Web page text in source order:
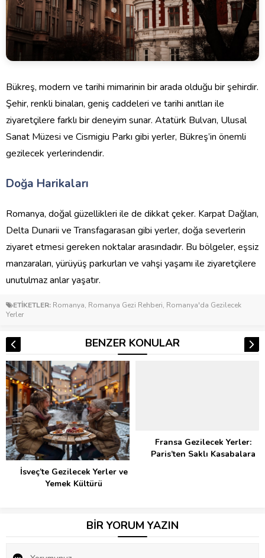
Bükreş, modern ve tarihi mimarinin bir arada olduğu bir şehirdir.
Şehir, renkli binaları, geniş caddeleri ve tarihi anıtları ile
ziyaretçilere farklı bir deneyim sunar. Atatürk Bulvarı, Ulusal
Sanat Müzesi ve Cismigiu Parkı gibi yerler, Bükreş’in önemli
gezilecek yerlerindendir.
Doğa Harikaları
Romanya, doğal güzellikleri ile de dikkat çeker. Karpat Dağları,
Delta Dunarii ve Transfagarasan gibi yerler, doğa severlerin
ziyaret etmesi gereken noktalar arasındadır. Bu bölgeler, eşsiz
manzaraları, yürüyüş parkurları ve vahşi yaşamı ile ziyaretçilere
unutulmaz anlar yaşatır.
ETİKETLER: Romanya, Romanya Gezi Rehberi, Romanya'da Gezilecek
Yerler
BENZER KONULAR
İsveç’te Gezilecek Yerler ve
Yemek Kültürü
Fransa Gezilecek Yerler:
Paris’ten Saklı Kasabalara
BİR YORUM YAZIN